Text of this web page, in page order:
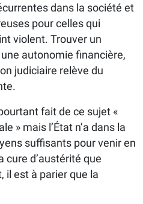
dans la société et
pour celles qui
violent. Trouver un
autonomie financière,
judiciaire relève du
fait de ce sujet «
» mais l’État n’a dans la
suffisants pour venir en
cure d’austérité que
il est à parier que la